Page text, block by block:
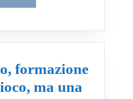
MORE
formazione
ma una